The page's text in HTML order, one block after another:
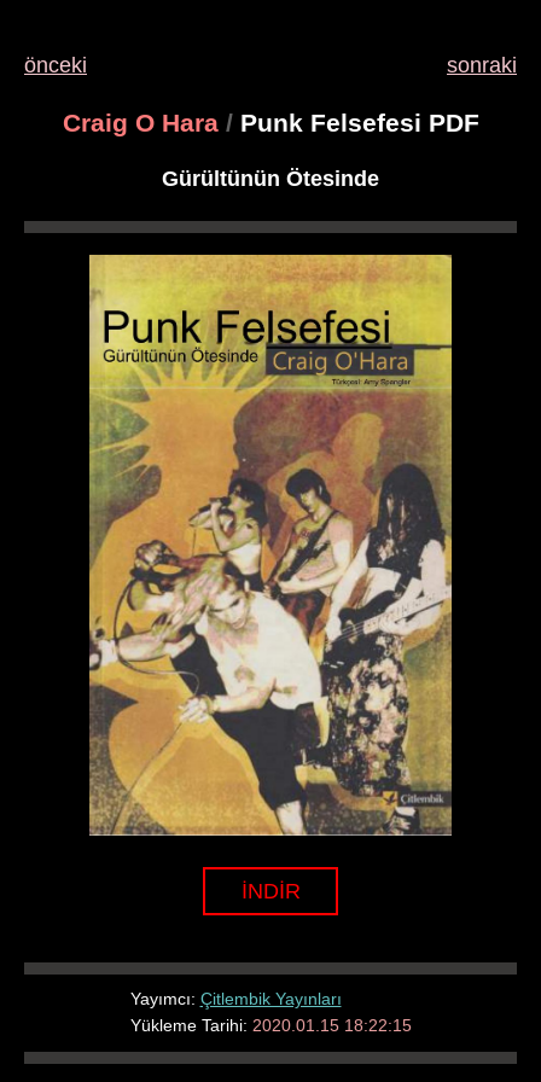
önceki sonraki
Craig O Hara /Punk Felsefesi PDF
Gürültünün Ötesinde
İNDİR
Yayımcı: Çitlembik Yayınları
Yükleme Tarihi: 2020.01.15 18:22:15